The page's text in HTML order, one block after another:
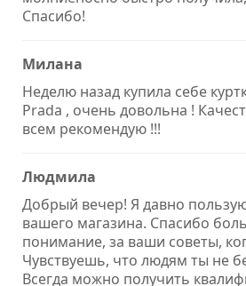
Спасибо!
Милана
Неделю назад купила себе
Prada , очень довольна !
всем рекомендую !!!
Людмила
Добрый вечер! Я давно
вашего магазина. Спасибо
понимание, за ваши советы,
Чувствуешь, что людям ты не
Всегда можно получить